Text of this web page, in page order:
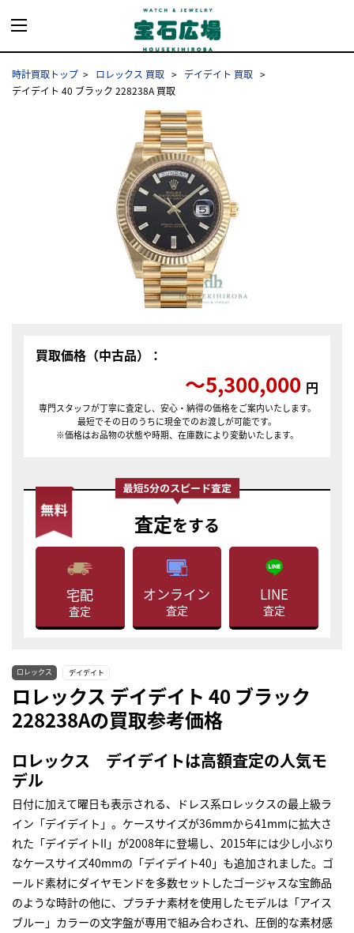
時計買取トップ ロレックス 買取
デイデイト 買取
デイデイト 40 ブラック 228238A 買取
買取価格（中古品）：
〜5,300,000 円
専門スタッフが丁寧に査定し、安心・納得の価格をご案内いたします。
最短でその日のうちに現金でのお渡しが可能です。
※価格はお品物の状態や時期、在庫数により変動いたします。
査定をする
宅配
査定
オンライン
査定
LINE
査定
ロレックス デイデイト
ロレックス デイデイト 40 ブラック
228238Aの買取参考価格
ロレックス デイデイトは高額査定の人気モ
デル
日付に加えて曜日も表示される、ドレス系ロレックスの最上級ラ
イン「デイデイト」。ケースサイズが36mmから41mmに拡大さ
れた「デイデイトII」が2008年に登場し、2015年には少し小ぶり
なケースサイズ40mmの「デイデイト40」も追加されました。ゴ
ールド素材にダイヤモンドを多数セットしたゴージャスな宝飾品
のような時計の他に、プラチナ素材を使用したモデルは「アイス
ブルー」カラーの文字盤が専用で組み合わされ、圧倒的な素材感